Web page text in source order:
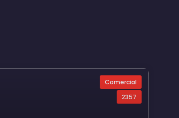
Comercial
2357